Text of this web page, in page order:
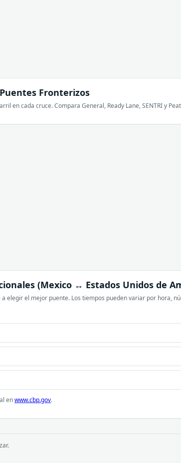
Fronterizos
en cada cruce. Compara General, Ready Lane, SENTRI y
(Mexico ↔ Estados Unidos de
elegir el mejor puente. Los tiempos pueden variar por hora,
enwww.cbp.gov.